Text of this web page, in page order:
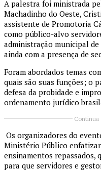
A palestra foi ministrada
Machadinho do Oeste,
assistente de Promotoria
como público-alvo
administração municipal
ainda com a presença de
Foram abordados temas
quais são suas funções; o
defesa da probidade e
ordenamento jurídico
Continua
Os organizadores do
Ministério Público
ensinamentos repassados,
para que servidores e